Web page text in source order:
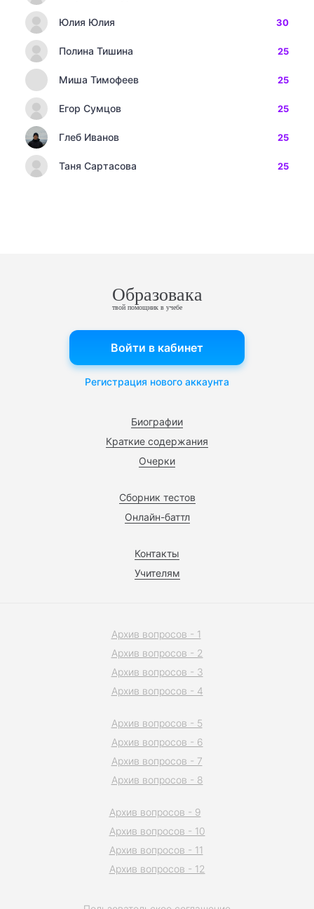
Юлия Юлия 30
Полина Тишина 25
Миша Тимофеев 25
Егор Сумцов 25
Глеб Иванов 25
Таня Сартасова 25
Образовака
твой помощник в учебе
Биографии
Краткие содержания
Очерки
Сборник тестов
Онлайн-баттл
Контакты
Учителям
Войти в кабинет
Регистрация нового аккаунта
Архив вопросов - 1
Архив вопросов - 2
Архив вопросов - 3
Архив вопросов - 4
Архив вопросов - 5
Архив вопросов - 6
Архив вопросов - 7
Архив вопросов - 8
Архив вопросов - 9
Архив вопросов - 10
Архив вопросов - 11
Архив вопросов - 12